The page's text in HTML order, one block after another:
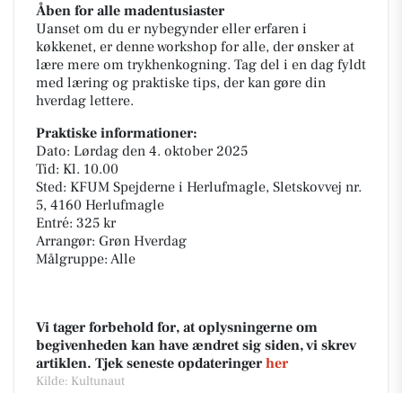
Åben for alle madentusiaster
Uanset om du er nybegynder eller erfaren i
køkkenet, er denne workshop for alle, der ønsker at
lære mere om trykhenkogning. Tag del i en dag fyldt
med læring og praktiske tips, der kan gøre din
hverdag lettere.
Praktiske informationer:
Dato: Lørdag den 4. oktober 2025
Tid: Kl. 10.00
Sted: KFUM Spejderne i Herlufmagle, Sletskovvej nr.
5, 4160 Herlufmagle
Entré: 325 kr
Arrangør: Grøn Hverdag
Målgruppe: Alle
Vi tager forbehold for, at oplysningerne om
begivenheden kan have ændret sig siden, vi skrev
artiklen. Tjek seneste opdateringer her
Kilde: Kultunaut